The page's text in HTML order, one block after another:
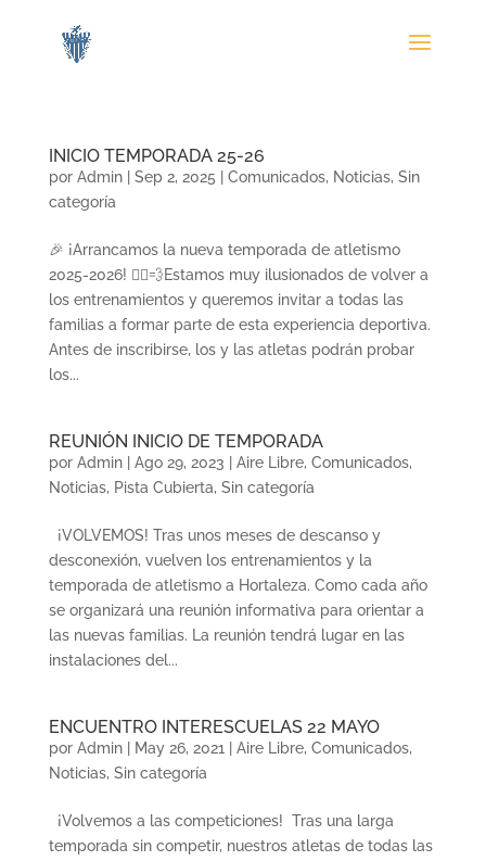
INICIO TEMPORADA 25-26
por Admin| Sep 2, 2025 Comunicados, Noticias, Sin
categoría
🎉 ¡Arrancamos la nueva temporada de atletismo
2025-2026! 🏃‍♀️💨Estamos muy ilusionados de volver a
los entrenamientos y queremos invitar a todas las
familias a formar parte de esta experiencia deportiva.
Antes de inscribirse, los y las atletas podrán probar
los...
REUNIÓN INICIO DE TEMPORADA
por Admin| Ago 29, 2023 Aire Libre, Comunicados,
Noticias, Pista Cubierta, Sin categoría
¡VOLVEMOS! Tras unos meses de descanso y
desconexión, vuelven los entrenamientos y la
temporada de atletismo a Hortaleza. Como cada año
se organizará una reunión informativa para orientar a
las nuevas familias. La reunión tendrá lugar en las
instalaciones del...
ENCUENTRO INTERESCUELAS 22 MAYO
por Admin| May 26, 2021 Aire Libre, Comunicados,
Noticias, Sin categoría
¡Volvemos a las competiciones! Tras una larga
temporada sin competir, nuestros atletas de todas las